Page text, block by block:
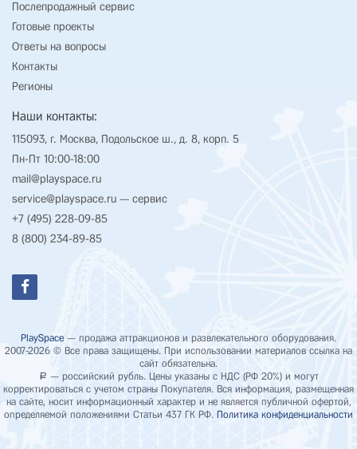
Послепродажный сервис
Готовые проекты
Ответы на вопросы
Контакты
Регионы
Наши контакты:
115093, г. Москва, Подольское ш., д. 8, корп. 5
Пн-Пт 10:00-18:00
mail@playspace.ru
service@playspace.ru — сервис
+7 (495) 228-09-85
8 (800) 234-89-85
PlaySpace — продажа аттракционов и развлекательного оборудования.
2007-2026 © Все права защищены. При использовании материалов ссылка на
сайт обязательна.
Р — российский рубль. Цены указаны с НДС (РФ 20%) и могут
корректироваться с учетом страны Покупателя. Вся информация, размещенная
на сайте, носит информационный характер и не является публичной офертой,
определяемой положениями Статьи 437 ГК РФ. Политика конфиденциальности